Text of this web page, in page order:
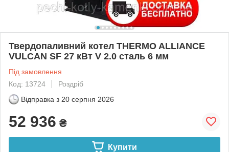
Твердопаливний котел THERMO ALLIANCE
VULCAN SF 27 кВт V 2.0 сталь 6 мм
Під замовлення
Код: 13724
Роздріб
Відправка з 20 серпня 2026
52 936 ₴
Купити